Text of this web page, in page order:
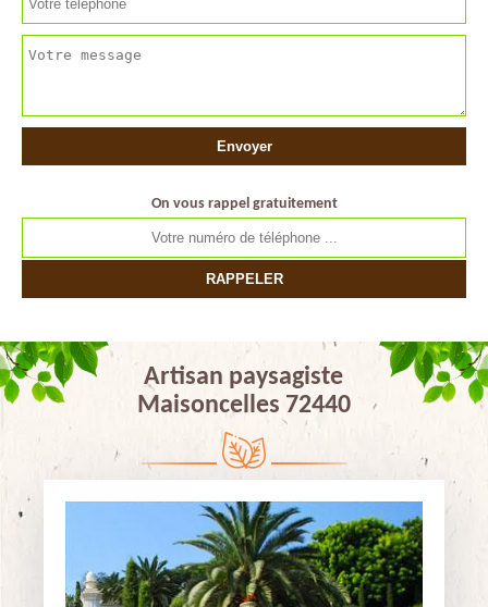
On vous rappel gratuitement
Artisan paysagiste
Maisoncelles 72440